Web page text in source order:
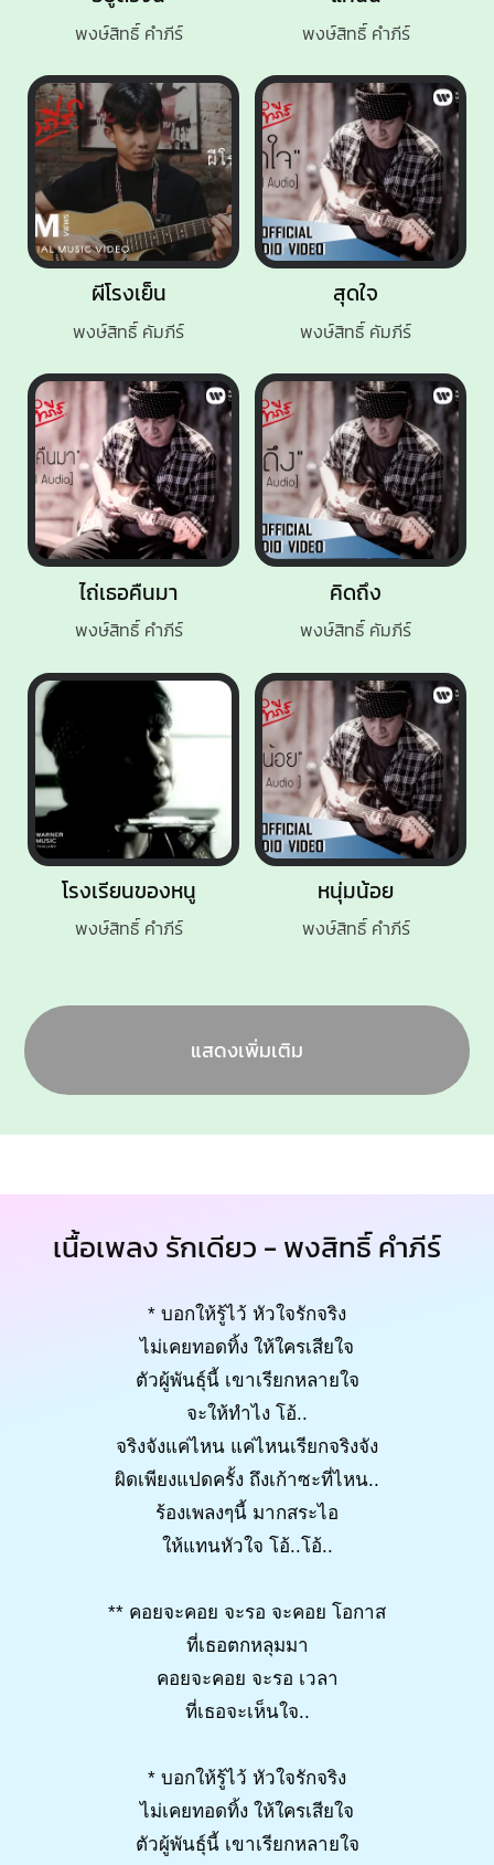
พงษ์สิทธิ์ คำภีร์
หนุ่มน้อย
พงษ์สิทธิ์ คำภีร์
พงษ์สิทธิ์ คำภีร์
โรงเรียนของหนู
พงษ์สิทธิ์ คำภีร์
คิดถึง
พงษ์สิทธิ์ คัมภีร์
ผีโรงเย็น
พงษ์สิทธิ์ คัมภีร์
สุดใจ
พงษ์สิทธิ์ คัมภีร์
ไถ่เธอคืนมา
พงษ์สิทธิ์ คำภีร์
แสดงเพิ่มเติม
เนื้อเพลง รักเดียว - พงสิทธิ์ คำภีร์
* บอกให้รู้ไว้ หัวใจรักจริง
ไม่เคยทอดทิ้ง ให้ใครเสียใจ
ตัวผู้พันธุ์นี้ เขาเรียกหลายใจ
จะให้ทำไง โอ้..
จริงจังแค่ไหน แค่ไหนเรียกจริงจัง
ผิดเพียงแปดครั้ง ถึงเก้าซะที่ไหน..
ร้องเพลงๆนี้ มากสระไอ
ให้แทนหัวใจ โอ้..โอ้..
** คอยจะคอย จะรอ จะคอย โอกาส
ที่เธอตกหลุมมา
คอยจะคอย จะรอ เวลา
ที่เธอจะเห็นใจ..
* บอกให้รู้ไว้ หัวใจรักจริง
ไม่เคยทอดทิ้ง ให้ใครเสียใจ
ตัวผู้พันธุ์นี้ เขาเรียกหลายใจ